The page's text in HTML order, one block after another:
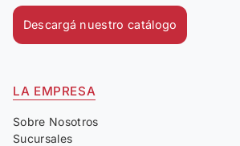
Descargá nuestro catálogo
LA EMPRESA
Sobre Nosotros
Sucursales